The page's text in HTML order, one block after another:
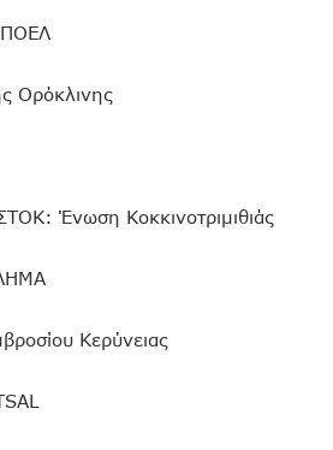
Ορόκλινης
Ένωση Κοκκινοτριμιθιάς
Κερύνειας